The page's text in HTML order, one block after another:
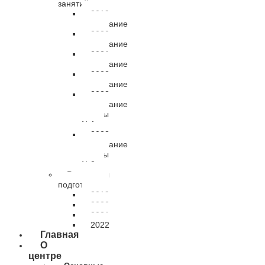
занятий
2019
расписание
2020
расписание
2021
расписание
2022
расписание
2023
расписание
группы
№1
2023
расписание
группы
№2
Результаты
подготовки
2019
2020
2021
2022
Главная
О
центре